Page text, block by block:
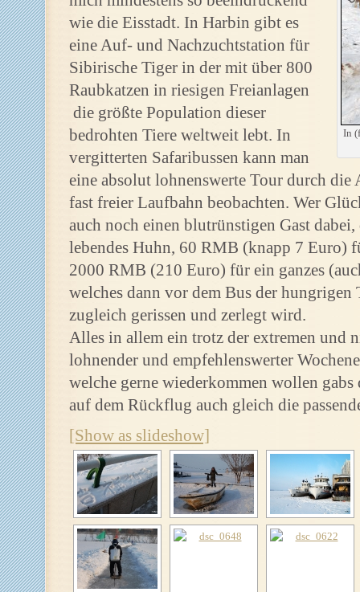
In
wie die Eisstadt. In Harbin gibt es
eine Auf- und Nachzuchtstation für
Sibirische Tiger in der mit über 800
Raubkatzen in riesigen Freianlagen
die größte Population dieser
bedrohten Tiere weltweit lebt. In
vergitterten Safaribussen kann man
eine absolut lohnenswerte Tour durch die
fast freier Laufbahn beobachten. Wer
auch noch einen blutrünstigen Gast
lebendes Huhn, 60 RMB (knapp 7 Euro)
2000 RMB (210 Euro) für ein ganzes
welches dann vor dem Bus der hungrigen
zugleich gerissen und zerlegt wird.
Alles in allem ein trotz der extremen und
lohnender und empfehlenswerter
welche gerne wiederkommen wollen
auf dem Rückflug auch gleich die
[Show as slideshow]